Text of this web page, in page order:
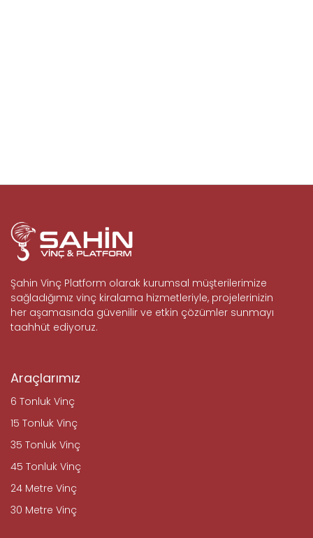
Şahin Vinç Platform olarak kurumsal müşterilerimize
sağladığımız vinç kiralama hizmetleriyle, projelerinizin
her aşamasında güvenilir ve etkin çözümler sunmayı
taahhüt ediyoruz.
Araçlarımız
6 Tonluk Vinç
15 Tonluk Vinç
35 Tonluk Vinç
45 Tonluk Vinç
24 Metre Vinç
30 Metre Vinç